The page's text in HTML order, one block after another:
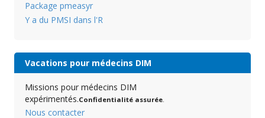
Package pmeasyr
Y a du PMSI dans l'R
Vacations pour médecins DIM
Missions pour médecins DIM
expérimentés.Confidentialité assurée.
Nous contacter